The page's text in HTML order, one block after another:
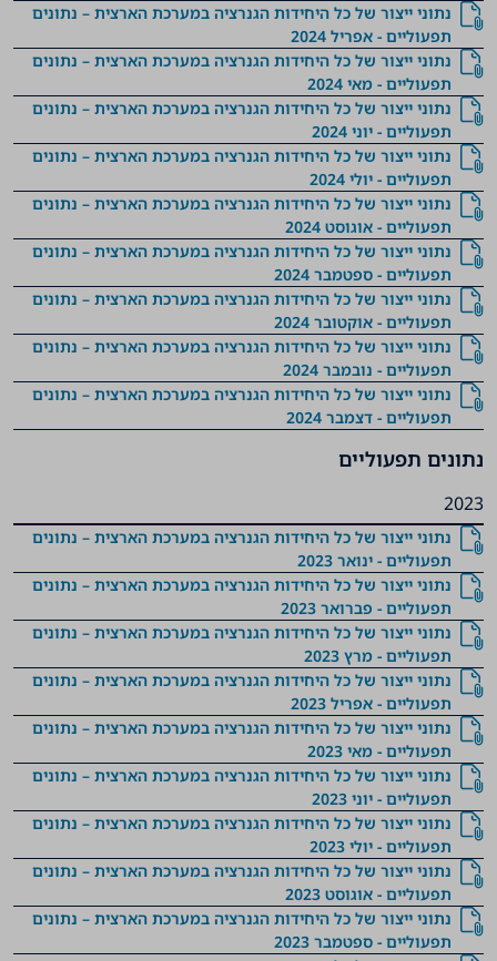
נתוני ייצור של כל היחידות הגנרציה במערכת הארצית – נתונים
תפעוליים - אפריל 2024
נתוני ייצור של כל היחידות הגנרציה במערכת הארצית – נתונים
תפעוליים - מאי 2024
נתוני ייצור של כל היחידות הגנרציה במערכת הארצית – נתונים
תפעוליים - יוני 2024
נתוני ייצור של כל היחידות הגנרציה במערכת הארצית – נתונים
תפעוליים - יולי 2024
נתוני ייצור של כל היחידות הגנרציה במערכת הארצית – נתונים
תפעוליים - אוגוסט 2024
נתוני ייצור של כל היחידות הגנרציה במערכת הארצית – נתונים
תפעוליים - ספטמבר 2024
נתוני ייצור של כל היחידות הגנרציה במערכת הארצית – נתונים
תפעוליים - אוקטובר 2024
נתוני ייצור של כל היחידות הגנרציה במערכת הארצית – נתונים
תפעוליים - נובמבר 2024
נתוני ייצור של כל היחידות הגנרציה במערכת הארצית – נתונים
תפעוליים - דצמבר 2024
נתונים תפעוליים
2023
נתוני ייצור של כל היחידות הגנרציה במערכת הארצית – נתונים
תפעוליים - ינואר 2023
נתוני ייצור של כל היחידות הגנרציה במערכת הארצית – נתונים
תפעוליים - פברואר 2023
נתוני ייצור של כל היחידות הגנרציה במערכת הארצית – נתונים
תפעוליים - מרץ 2023
נתוני ייצור של כל היחידות הגנרציה במערכת הארצית – נתונים
תפעוליים - אפריל 2023
נתוני ייצור של כל היחידות הגנרציה במערכת הארצית – נתונים
תפעוליים - מאי 2023
נתוני ייצור של כל היחידות הגנרציה במערכת הארצית – נתונים
תפעוליים - יוני 2023
נתוני ייצור של כל היחידות הגנרציה במערכת הארצית – נתונים
תפעוליים - יולי 2023
נתוני ייצור של כל היחידות הגנרציה במערכת הארצית – נתונים
תפעוליים - אוגוסט 2023
נתוני ייצור של כל היחידות הגנרציה במערכת הארצית – נתונים
תפעוליים - ספטמבר 2023